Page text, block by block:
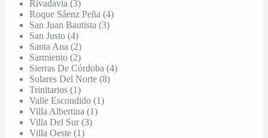
Rivadavia (3)
Roque Sáenz Peña (4)
San Juan Bautista (3)
San Justo (4)
Santa Ana (2)
Sarmiento (2)
Sierras De Córdoba (4)
Solares Del Norte (8)
Trinitarios (1)
Valle Escondido (1)
Villa Albertina (1)
Villa Del Sur (3)
Villa Oeste (1)